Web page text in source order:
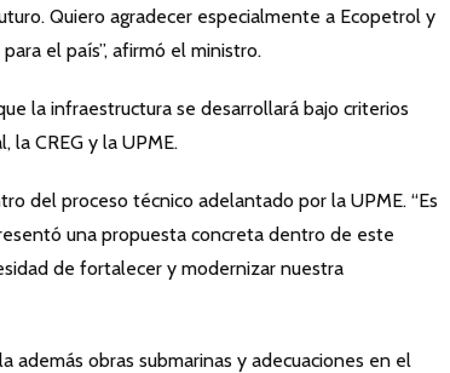
Quiero agradecer especialmente a Ecopetrol y
el país”, afirmó el ministro.
la infraestructura se desarrollará bajo criterios
CREG y la UPME.
del proceso técnico adelantado por la UPME. “Es
una propuesta concreta dentro de este
de fortalecer y modernizar nuestra
obras submarinas y adecuaciones en el